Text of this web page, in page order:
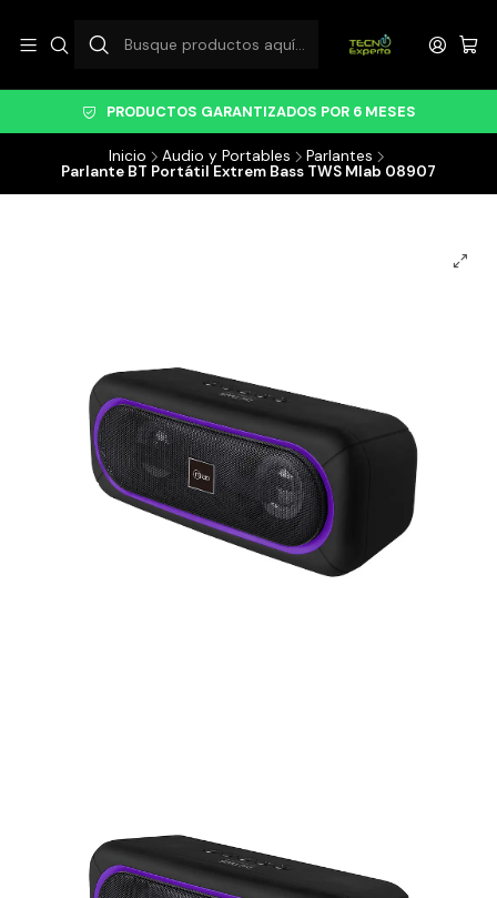
PRODUCTOS GARANTIZADOS POR 6 MESES
Inicio Audio y Portables
Parlantes
Parlante BT Portátil Extrem Bass TWS Mlab 08907